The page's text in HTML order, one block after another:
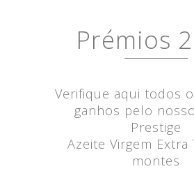
Prémios
Verifique aqui todos
ganhos pelo
Prestige
Azeite Virgem Extra
montes